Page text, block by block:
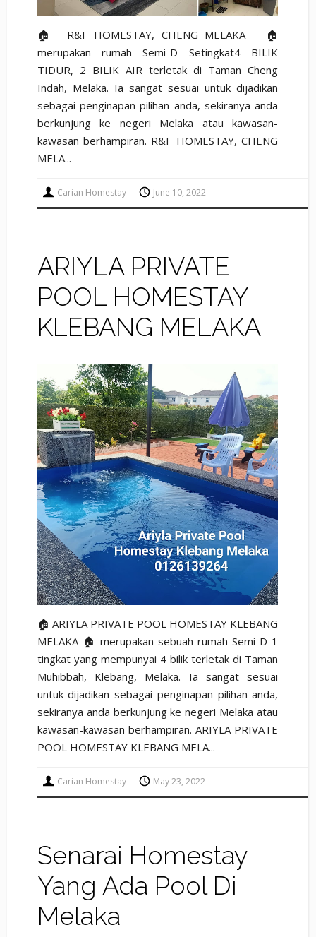
🏠 R&F HOMESTAY, CHENG MELAKA 🏠
merupakan rumah Semi-D Setingkat4 BILIK
TIDUR, 2 BILIK AIR terletak di Taman Cheng
Indah, Melaka. Ia sangat sesuai untuk dijadikan
sebagai penginapan pilihan anda, sekiranya anda
berkunjung ke negeri Melaka atau kawasan-
kawasan berhampiran. R&F HOMESTAY, CHENG
MELA...
Carian Homestay June 10, 2022
ARIYLA PRIVATE
POOL HOMESTAY
KLEBANG MELAKA
🏠 ARIYLA PRIVATE POOL HOMESTAY KLEBANG
MELAKA 🏠 merupakan sebuah rumah Semi-D 1
tingkat yang mempunyai 4 bilik terletak di Taman
Muhibbah, Klebang, Melaka. Ia sangat sesuai
untuk dijadikan sebagai penginapan pilihan anda,
sekiranya anda berkunjung ke negeri Melaka atau
kawasan-kawasan berhampiran. ARIYLA PRIVATE
POOL HOMESTAY KLEBANG MELA...
Carian Homestay May 23, 2022
Senarai Homestay
Yang Ada Pool Di
Melaka